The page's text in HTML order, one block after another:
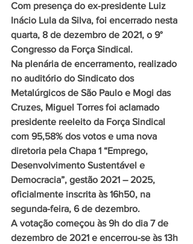
Com presença do ex-presidente Luiz
Inácio Lula da Silva, foi encerrado nesta
quarta, 8 de dezembro de 2021, o 9°
Congresso da Força Sindical.
Na plenária de encerramento, realizado
no auditório do Sindicato dos
Metalúrgicos de São Paulo e Mogi das
Cruzes, Miguel Torres foi aclamado
presidente reeleito da Força Sindical
com 95,58% dos votos e uma nova
diretoria pela Chapa 1 “Emprego,
Desenvolvimento Sustentável e
Democracia”, gestão 2021 – 2025,
oficialmente inscrita às 16h50, na
segunda-feira, 6 de dezembro.
A votação começou às 9h do dia 7 de
dezembro de 2021 e encerrou-se às 13h